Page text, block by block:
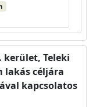
kerület, Teleki
lakás céljára
kapcsolatos